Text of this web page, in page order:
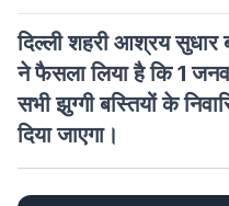
दिल्ली शहरी आश्रय सुधार
ने फैसला लिया है कि 1
सभी झुग्गी बस्तियों के
दिया जाएगा।